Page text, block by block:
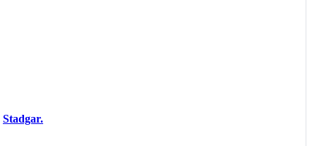
Stadgar.